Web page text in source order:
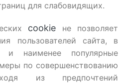
для слабовидящих.
cookie не позволяет
пользователей сайта, в
наименее популярные
по совершенствованию
из предпочтений